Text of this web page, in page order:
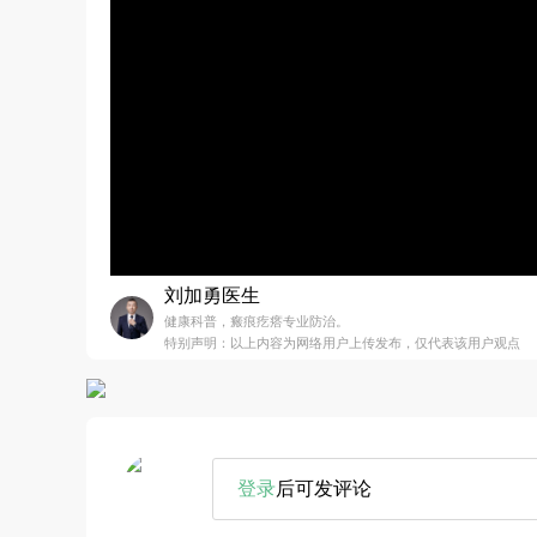
刘加勇医生
健康科普，瘢痕疙瘩专业防治。
特别声明：以上内容为网络用户上传发布，仅代表该用户观点
登录后可发评论